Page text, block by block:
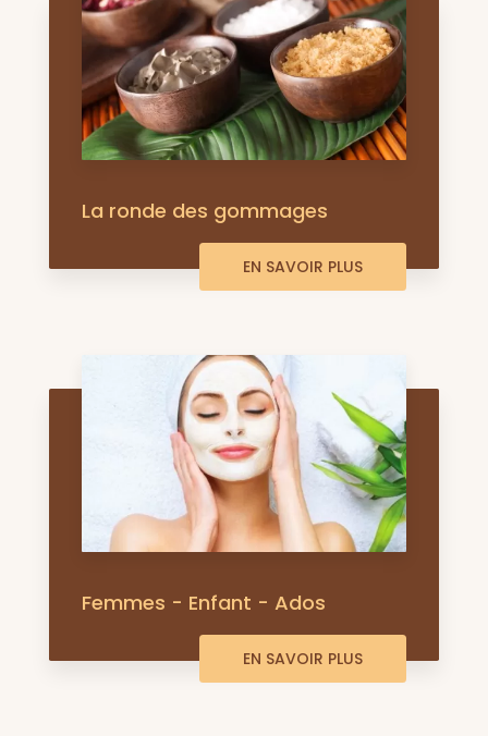
La ronde des gommages
EN SAVOIR PLUS
Femmes - Enfant - Ados
EN SAVOIR PLUS